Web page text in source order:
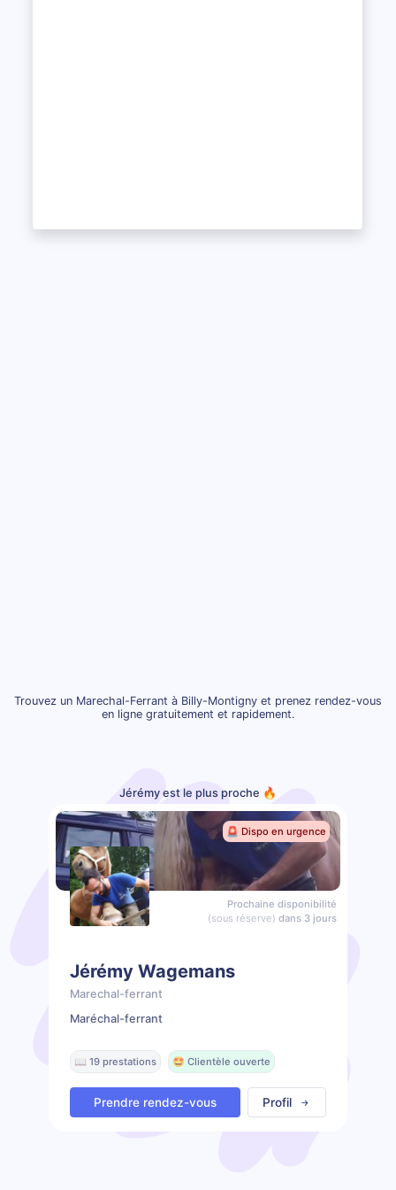
Trouvez un Marechal-Ferrant à Billy-Montigny et prenez rendez-vous
en ligne gratuitement et rapidement.
Jérémy est le plus proche 🔥
🚨 Dispo en urgence
Prochaine disponibilité
(sous réserve) dans 3 jours
Jérémy Wagemans
Marechal-ferrant
Maréchal-ferrant
📖 19 prestations 🤩 Clientèle ouverte
Prendre rendez-vous Profil